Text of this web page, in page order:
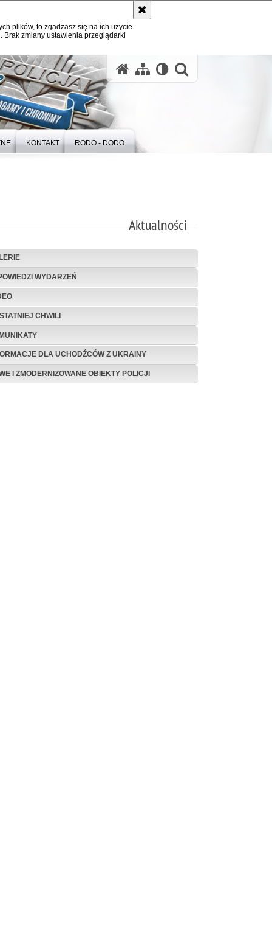
plików, to zgadzasz się na ich użycie
zmiany ustawienia przeglądarki
KONTAKT RODO - DODO
Aktualności
WYDARZEŃ
CHWILI
DLA UCHODŹCÓW Z UKRAINY
I ZMODERNIZOWANE OBIEKTY POLICJI